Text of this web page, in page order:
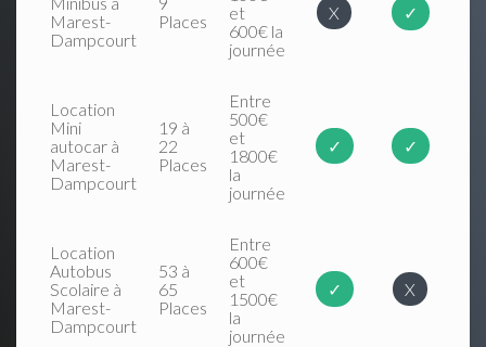
Marest-
Dampcourt
Places
et
600€ la
journée
X ✓
Location
Mini
autocar à
Marest-
Dampcourt
19 à
22
Places
Entre
500€
et
1800€
la
journée
✓ ✓
Location
Autobus
Scolaire à
Marest-
Dampcourt
53 à
65
Places
Entre
600€
et
1500€
la
journée
✓ X